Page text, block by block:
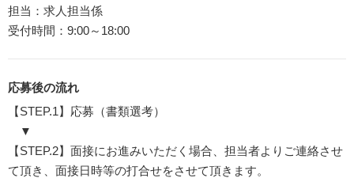
担当：求人担当係
受付時間：9:00～18:00
応募後の流れ
【STEP.1】応募（書類選考）
▼
【STEP.2】面接にお進みいただく場合、担当者よりご連絡させ
て頂き、面接日時等の打合せをさせて頂きます。